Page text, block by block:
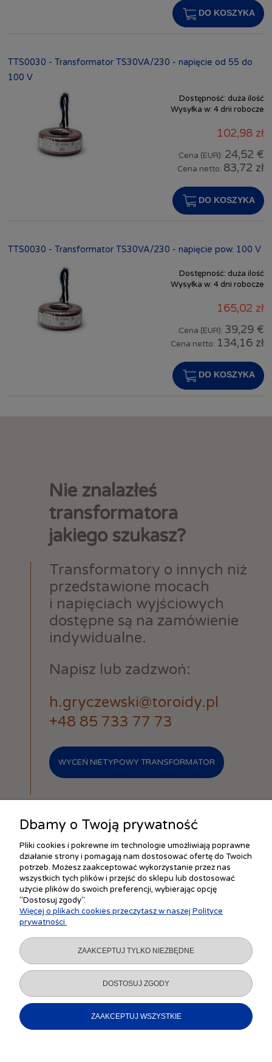
DO KOSZYKA
TTS0030 - Transformator TS30VA/230 - napięcie od 55 do
100 V
Dostępność: duża ilość
Wysyłka w: 4 dni robocze
102,98 zł
Cena (EUR): 24,52 €
Cena netto: 83,72 zł
DO KOSZYKA
TTS0030 - Transformator TS30VA/230 - napięcie pow. 100 V
Dostępność: duża ilość
Wysyłka w: 4 dni robocze
165,02 zł
Cena (EUR): 39,29 €
Cena netto: 134,16 zł
DO KOSZYKA
Nie znalazłeś
transformatora
jakiego szukasz?
Transformatory o innych niż
przedstawione mocach
i napięciach wyjściowych
dostępne są na zamówienie
indywidualne.
Napisz lub zadzwoń:
h.gryczewski@toroidy.pl
+48 85 733 77 73
WYCEŃ NIETYPOWY TRANSFORMATOR
ZAKUPY
MOJE KONTO
INFORMACJE
Dbamy o Twoją prywatność
Pliki cookies i pokrewne im technologie umożliwiają poprawne
działanie strony i pomagają nam dostosować ofertę do Twoich
potrzeb. Możesz zaakceptować wykorzystanie przez nas
wszystkich tych plików i przejść do sklepu lub dostosować
użycie plików do swoich preferencji, wybierając opcję
"Dostosuj zgody".
Więcej o plikach cookies przeczytasz w naszej Polityce
prywatności.
ZAAKCEPTUJ TYLKO NIEZBĘDNE
DOSTOSUJ ZGODY
ZAAKCEPTUJ WSZYSTKIE